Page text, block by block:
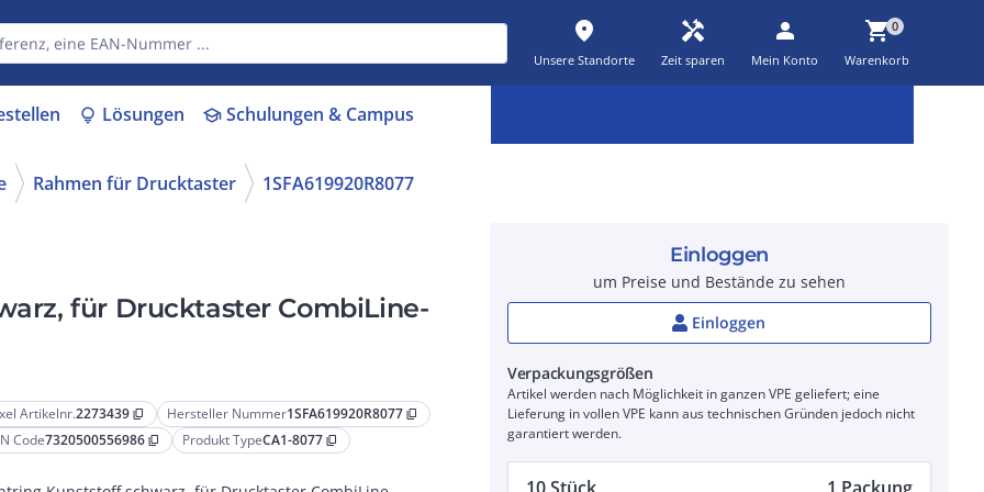
place
Unsere Standorte
handyman
Zeit sparen
person
Mein Konto
shopping_cart0
Warenkorb
lightbulb Lösungen schoolSchulungen & Campus
Rahmen für Drucktaster 1SFA619920R8077
für Drucktaster CombiLine-
Artikelnr.2273439 content_copy Hersteller Nummer1SFA619920R8077 content_copy
Code7320500556986 content_copy Produkt TypeCA1-8077 content_copy
Einloggen
um Preise und Bestände zu sehen
Einloggen
Verpackungsgrößen
Artikel werden nach Möglichkeit in ganzen VPE geliefert; eine
Lieferung in vollen VPE kann aus technischen Gründen jedoch nicht
garantiert werden.